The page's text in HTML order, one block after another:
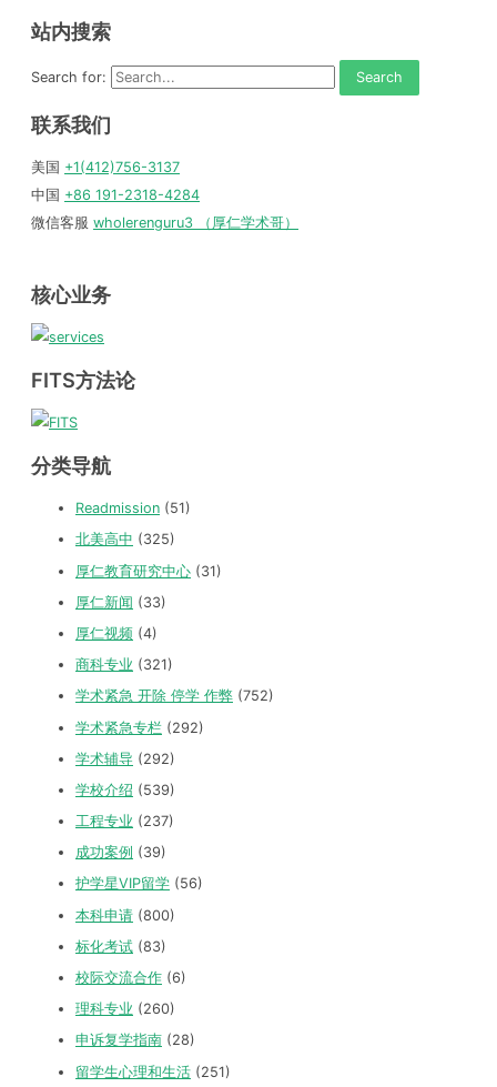
站内搜索
Search for:
联系我们
美国 +1(412)756-3137
中国 +86 191-2318-4284
微信客服 wholerenguru3 （厚仁学术哥）
核心业务
FITS方法论
分类导航
Readmission (51)
北美高中 (325)
厚仁教育研究中心 (31)
厚仁新闻 (33)
厚仁视频 (4)
商科专业 (321)
学术紧急 开除 停学 作弊 (752)
学术紧急专栏 (292)
学术辅导 (292)
学校介绍 (539)
工程专业 (237)
成功案例 (39)
护学星VIP留学 (56)
本科申请 (800)
标化考试 (83)
校际交流合作 (6)
理科专业 (260)
申诉复学指南 (28)
留学生心理和生活 (251)